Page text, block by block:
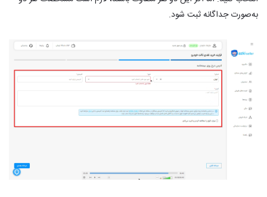
به‌صورت جداگانه ثبت شود.